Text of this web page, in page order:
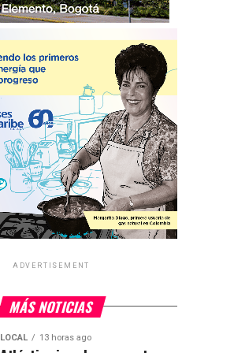
ADVERTISEMENT
MÁS NOTICIAS
LOCAL 13 horas ago